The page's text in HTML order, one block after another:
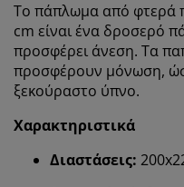
Το πάπλωμα από φτερά
cm είναι ένα δροσερό
προσφέρει άνεση. Τα
προσφέρουν μόνωση,
ξεκούραστο ύπνο.
Χαρακτηριστικά
Διαστάσεις: